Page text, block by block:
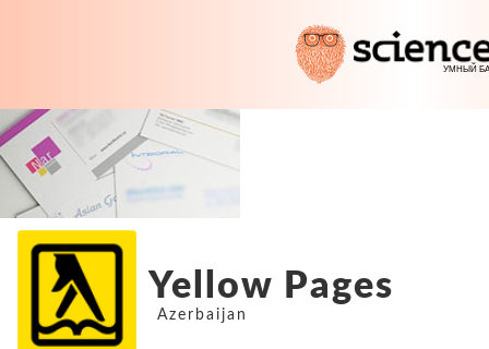
Yellow Pages
Azerbaijan